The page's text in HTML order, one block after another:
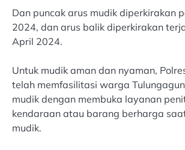
Dan puncak arus mudik diperkirakan
2024, dan arus balik diperkirakan
April 2024.
Untuk mudik aman dan nyaman,
telah memfasilitasi warga
mudik dengan membuka layanan
kendaraan atau barang berharga
mudik.